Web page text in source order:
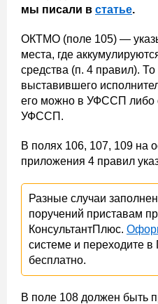
мы писали в статье.
ОКТМО (поле 105) —
места, где
средства (п. 4 правил).
выставившего
его можно в УФССП либо
УФССП.
В полях 106, 107, 109 на
приложения 4 правил
Разные случаи
поручений приставам
КонсультантПлюс.
системе и переходите
бесплатно.
В поле 108 должен быть